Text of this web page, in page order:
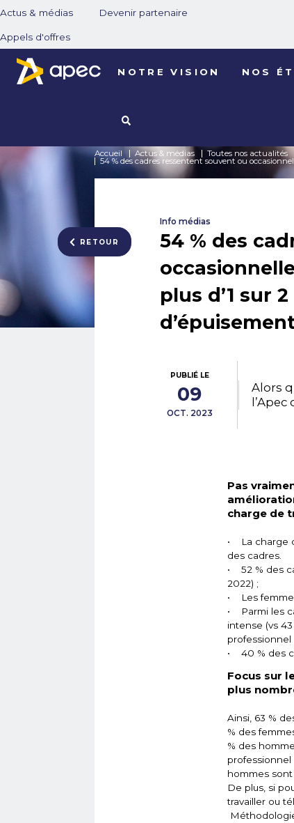
Actus & médias Devenir partenaire
Appels d'offres
NOTRE VISION NOS
Accueil Actus & médias Toutes nos actualités
54 % des cadres ressentent souvent ou
RETOUR
Info médias
54 % des
plus d’1 sur
PUBLIÉ LE
09
OCT. 2023
Alors
Pas
charge de
• La charge
des cadres.
• 52 % des
2022) ;
• Les
• Parmi les
intense (vs
professionnel
• 40 % des
Focus sur
plus
Ainsi, 63 %
% des
% des
professionnel
hommes
De plus, si
travailler ou